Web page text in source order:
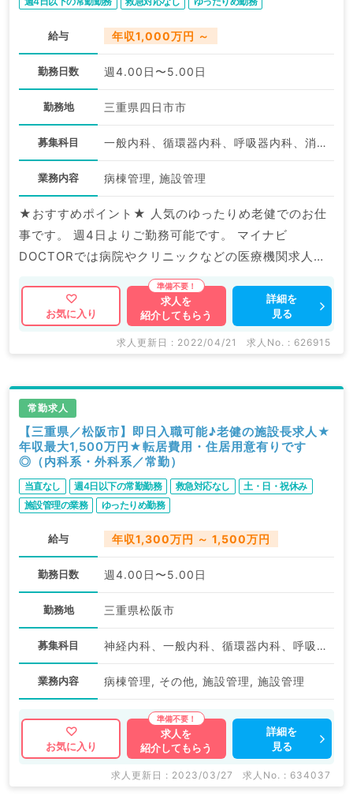
給与 年収1,000万円 ～
勤務日数 週4.00日〜5.00日
勤務地 三重県四日市市
募集科目 一般内科、循環器内科、呼吸器内科、消化器内科、内分泌・代謝内科
業務内容 病棟管理, 施設管理
★おすすめポイント★ 人気のゆったりめ老健でのお仕
事です。 週4日よりご勤務可能です。 マイナビ
DOCTORでは病院やクリニックなどの医療機関求人は
求人も多数扱っています。 求人内容の詳細等はお気軽
にお問合せ下さい。
お気に入り
求人を
紹介してもらう
詳細を
見る
求人更新日 : 2022/04/21 求人No. : 626915
常勤求人
【三重県／松阪市】即日入職可能♪老健の施設長求人★
年収最大1,500万円★転居費用・住居用意有りです
◎（内科系・外科系／常勤）
当直なし 週4日以下の常勤勤務 救急対応なし
土・日・祝休み
施設管理の業務
ゆったりめ勤務
給与 年収1,300万円 ～ 1,500万円
勤務日数 週4.00日〜5.00日
勤務地 三重県松阪市
募集科目 神経内科、一般内科、循環器内科、呼吸器内科、消化器内科、内分泌・代謝内科、腎臓内科、老年内科、血液内科、外科系全般、一般外科、消化器外科
業務内容 病棟管理, その他, 施設管理, 施設管理
お気に入り
求人を
紹介してもらう
詳細を
見る
求人更新日 : 2023/03/27 求人No. : 634037